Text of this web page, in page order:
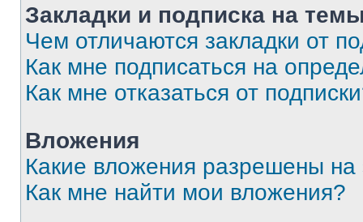
Закладки и подписка на
Чем отличаются закладки от
Как мне подписаться на
Как мне отказаться от
Вложения
Какие вложения разрешены
Как мне найти мои вложения?